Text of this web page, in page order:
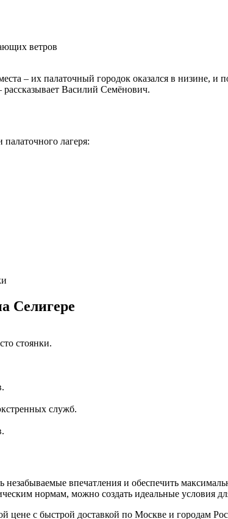
ветров
– их палаточный городок оказался в низине, и
рассказывает Василий Семёнович.
лагеря:
Селигере
стоянки.
служб.
впечатления и обеспечить
нормам, можно создать идеальные условия
с быстрой доставкой по Москве и городам